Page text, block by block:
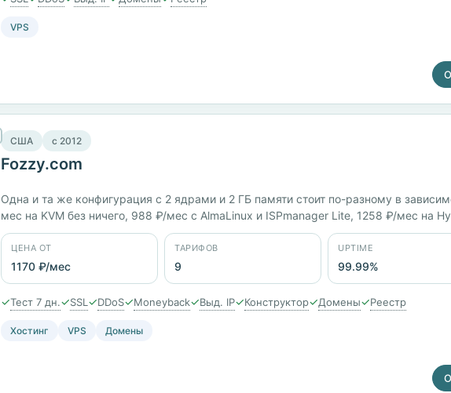
VPS
США c 2012
Fozzy.com
Одна и та же конфигурация с 2 ядрами и 2 ГБ памяти стоит по-разному в
мес на KVM без ничего, 988 ₽/мес с AlmaLinux и ISPmanager Lite, 1258 ₽/мес на
панелью. Пять панелей, заявленный uptime 99,99%.
ЦЕНА ОТ
1170 ₽/мес
ТАРИФОВ
9
UPTIME
99.99%
✓Тест 7 дн.✓SSL ✓DDoS✓Moneyback✓Выд. IP✓Конструктор✓Домены✓Реестр
Хостинг VPS Домены